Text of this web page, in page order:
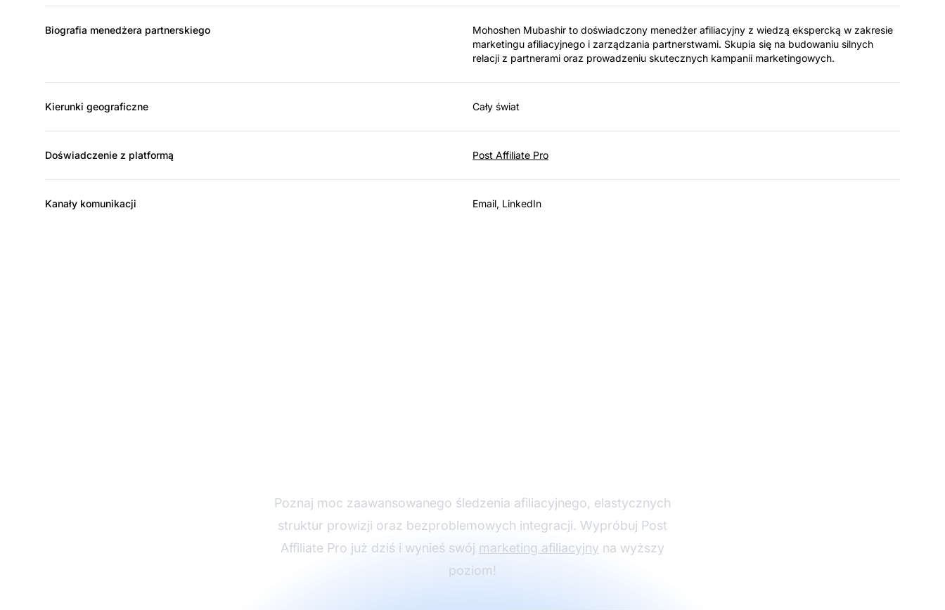
Biografia menedżera partnerskiego
Mohoshen Mubashir to doświadczony menedżer afiliacyjny z wiedzą ekspercką w zakresie
marketingu afiliacyjnego i zarządzania partnerstwami. Skupia się na budowaniu silnych
relacji z partnerami oraz prowadzeniu skutecznych kampanii marketingowych.
Kierunki geograficzne Cały świat
Doświadczenie z platformą Post Affiliate Pro
Kanały komunikacji Email, LinkedIn
Poznaj moc zaawansowanego śledzenia afiliacyjnego, elastycznych
struktur prowizji oraz bezproblemowych integracji. Wypróbuj Post
Affiliate Pro już dziś i wynieś swój marketing afiliacyjny na wyższy
poziom!